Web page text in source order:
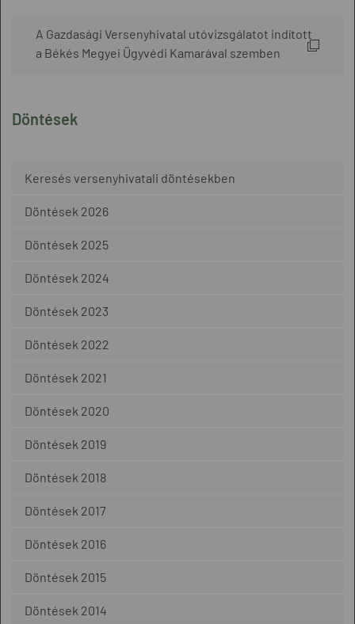
Döntések
Keresés versenyhivatali döntésekben
Döntések 2026
Döntések 2025
Döntések 2024
Döntések 2023
Döntések 2022
Döntések 2021
Döntések 2020
Döntések 2019
Döntések 2018
Döntések 2017
Döntések 2016
Döntések 2015
Döntések 2014
A Gazdasági Versenyhivatal utóvizsgálatot indított
a Békés Megyei Ügyvédi Kamarával szemben